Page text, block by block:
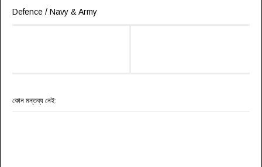
Defence / Navy & Army
কোন মন্তব্য নেই: